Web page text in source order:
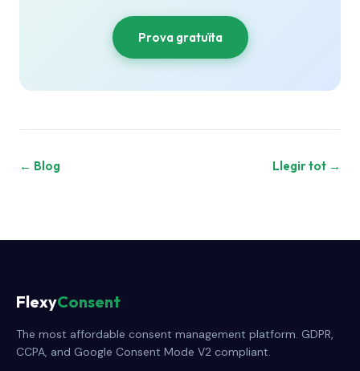
Prova gratuïta
← Blog Llegir tot →
FlexyConsent
The most affordable consent management platform. GDPR,
CCPA, and Google Consent Mode V2 compliant.